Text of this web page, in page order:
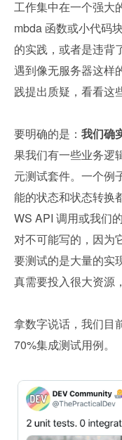
工作集中在一个强大
mbda 函数或小代码
的实践，或者是违背
遇到像无服务器这样
践提出质疑，看看这
要明确的是： 我们确
果我们有一些业务逻
元测试套件。一个例
能的状态和状态转换
WS API 调用或我们
对不可能写的，因为
要测试的是大量的实
真需要投入很大资源
拿数字说话，我们目
70%集成测试用例。